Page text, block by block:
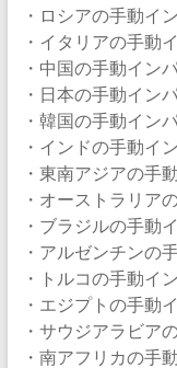
・ロシアの手動イ
・イタリアの手動
・中国の手動イン
・日本の手動イン
・韓国の手動イン
・インドの手動イ
・東南アジアの手
・オーストラリア
・ブラジルの手動
・アルゼンチンの
・トルコの手動イ
・エジプトの手動
・サウジアラビア
・南アフリカの手